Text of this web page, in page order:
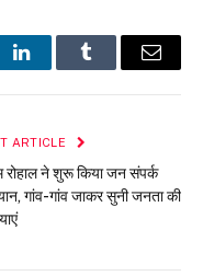
LinkedInTumblr Email
ARTICLE
रोहाल ने शुरू किया जन संपर्क
गांव-गांव जाकर सुनी जनता की